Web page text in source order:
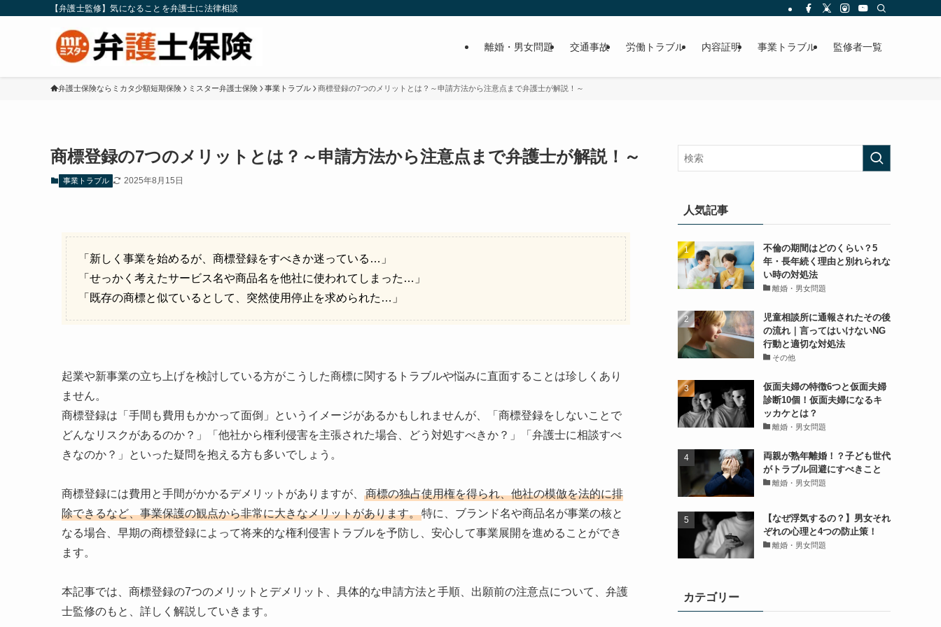
【弁護士監修】気になることを弁護士に法律相談
離婚・男女問題 交通事故 労働トラブル 内容証明 事業トラブル 監修者一覧
弁護士保険ならミカタ少額短期保険 ミスター弁護士保険 事業トラブル 商標登録の7つのメリットとは？～申請方法から注意点まで弁護士が解説！～
商標登録の7つのメリットとは？～申請方法から注意点まで弁護士が解説！～
事業トラブル 2025年8月15日
「新しく事業を始めるが、商標登録をすべきか迷っている…」
「せっかく考えたサービス名や商品名を他社に使われてしまった…」
「既存の商標と似ているとして、突然使用停止を求められた…」
起業や新事業の立ち上げを検討している方がこうした商標に関するトラブルや悩みに直面することは珍しくあり
ません。
商標登録は「手間も費用もかかって面倒」というイメージがあるかもしれませんが、「商標登録をしないことで
どんなリスクがあるのか？」「他社から権利侵害を主張された場合、どう対処すべきか？」「弁護士に相談すべ
きなのか？」といった疑問を抱える方も多いでしょう。
商標登録には費用と手間がかかるデメリットがありますが、
商標の独占使用権を得られ、他社の模倣を法的に排
除できるなど、事業保護の観点から非常に大きなメリットがあります。特に、ブランド名や商品名が事業の核と
なる場合、早期の商標登録によって将来的な権利侵害トラブルを予防し、安心して事業展開を進めることができ
ます。
本記事では、商標登録の7つのメリットとデメリット、具体的な申請方法と手順、出願前の注意点について、弁護
士監修のもと、詳しく解説していきます。
人気記事
不倫の期間はどのくらい？5
年・長年続く理由と別れられな
い時の対処法
離婚・男女問題
児童相談所に通報されたその後
の流れ｜言ってはいけないNG
行動と適切な対処法
その他
仮面夫婦の特徴6つと仮面夫婦
診断10個！仮面夫婦になるキ
ッカケとは？
離婚・男女問題
両親が熟年離婚！？子ども世代
がトラブル回避にすべきこと
離婚・男女問題
【なぜ浮気するの？】男女それ
ぞれの心理と4つの防止策！
離婚・男女問題
カテゴリー